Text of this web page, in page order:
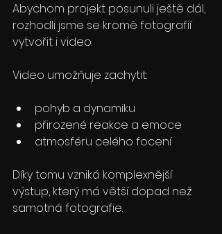
Abychom projekt posunuli ještě dál,
rozhodli jsme se kromě fotografií
vytvořit i video.
Video umožňuje zachytit:
pohyb a dynamiku
přirozené reakce a emoce
atmosféru celého focení
Díky tomu vzniká komplexnější
výstup, který má větší dopad než
samotná fotografie.